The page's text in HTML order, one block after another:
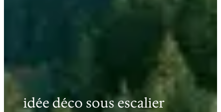
idée déco sous escalier